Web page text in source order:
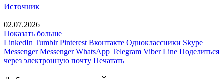
Источник
02.07.2026
Показать больше
LinkedIn Tumblr Pinterest Вконтакте Одноклассники Skype
Messenger Messenger WhatsApp Telegram Viber Line Поделиться
через электронную почту Печатать